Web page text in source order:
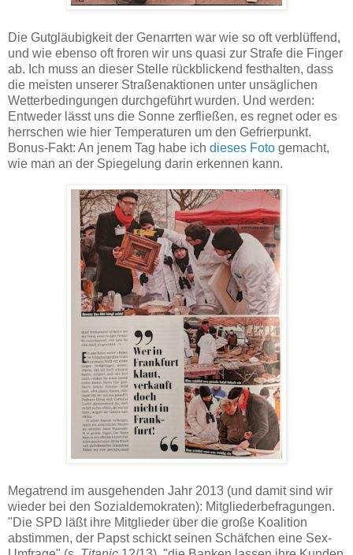
Die Gutgläubigkeit der Genarrten war wie so oft verblüffend,
und wie ebenso oft froren wir uns quasi zur Strafe die Finger
ab. Ich muss an dieser Stelle rückblickend festhalten, dass
die meisten unserer Straßenaktionen unter unsäglichen
Wetterbedingungen durchgeführt wurden. Und werden:
Entweder lässt uns die Sonne zerfließen, es regnet oder es
herrschen wie hier Temperaturen um den Gefrierpunkt.
Bonus-Fakt: An jenem Tag habe ich dieses Foto gemacht,
wie man an der Spiegelung darin erkennen kann.
Megatrend im ausgehenden Jahr 2013 (und damit sind wir
wieder bei den Sozialdemokraten): Mitgliederbefragungen.
"Die SPD läßt ihre Mitglieder über die große Koalition
abstimmen, der Papst schickt seinen Schäfchen eine Sex-